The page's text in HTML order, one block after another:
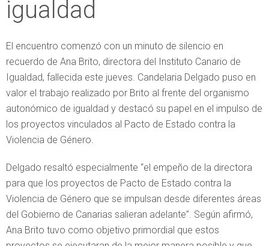
igualdad
El encuentro comenzó con un minuto de silencio en
recuerdo de Ana Brito, directora del Instituto Canario de
Igualdad, fallecida este jueves. Candelaria Delgado puso en
valor el trabajo realizado por Brito al frente del organismo
autonómico de igualdad y destacó su papel en el impulso de
los proyectos vinculados al Pacto de Estado contra la
Violencia de Género.
Delgado resaltó especialmente “el empeño de la directora
para que los proyectos de Pacto de Estado contra la
Violencia de Género que se impulsan desde diferentes áreas
del Gobierno de Canarias salieran adelante”. Según afirmó,
Ana Brito tuvo como objetivo primordial que estos